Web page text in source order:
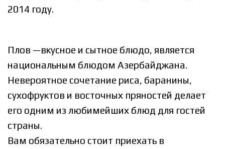
2014 году.
Плов —вкусное и сытное блюдо, является
национальным блюдом Азербайджана.
Невероятное сочетание риса, баранины,
сухофруктов и восточных пряностей делает
его одним из любимейших блюд для гостей
страны.
Вам обязательно стоит приехать в